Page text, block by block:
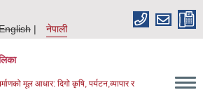
नेपाली
मूल आधार: दिगो कृषि, पर्यटन,व्यापार र